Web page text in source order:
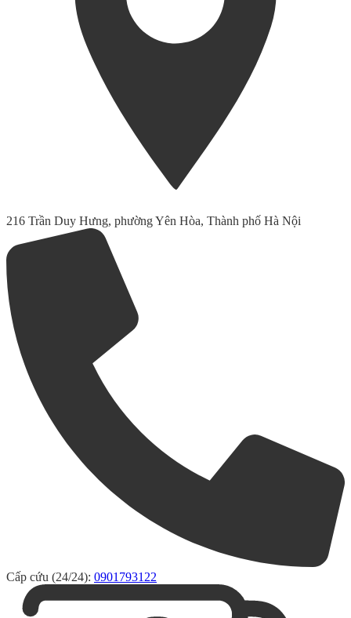
216 Trần Duy Hưng, phường Yên Hòa, Thành phố Hà Nội
Cấp cứu (24/24): 0901793122